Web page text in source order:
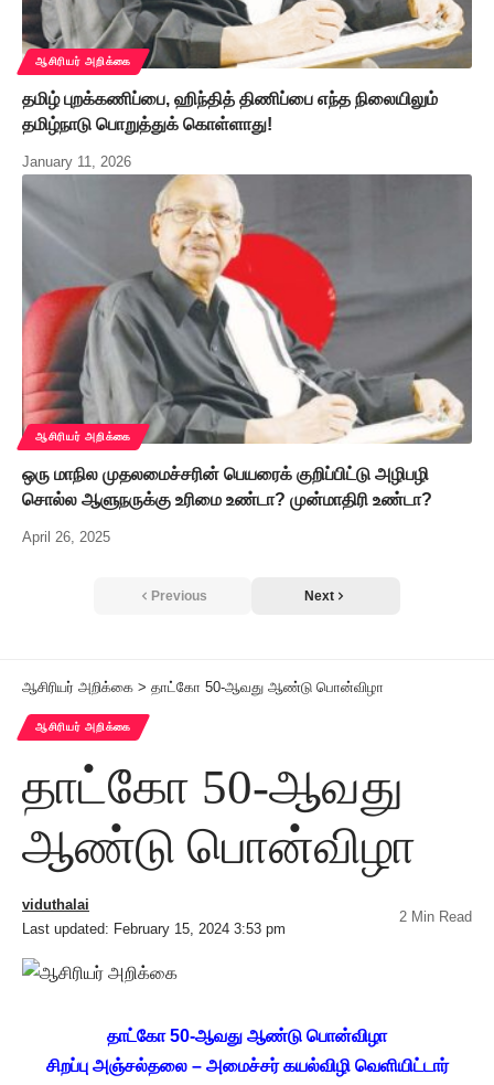
ஆசிரியர் அறிக்கை
தமிழ் புறக்கணிப்பை, ஹிந்தித் திணிப்பை எந்த நிலையிலும்
தமிழ்நாடு பொறுத்துக் கொள்ளாது!
January 11, 2026
ஆசிரியர் அறிக்கை
ஒரு மாநில முதலமைச்சரின் பெயரைக் குறிப்பிட்டு அழிபழி
சொல்ல ஆளுநருக்கு உரிமை உண்டா? முன்மாதிரி உண்டா?
April 26, 2025
Previous Next
ஆசிரியர் அறிக்கை > தாட்கோ 50-ஆவது ஆண்டு பொன்விழா
ஆசிரியர் அறிக்கை
தாட்கோ 50-ஆவது
ஆண்டு பொன்விழா
Last updated: February 15, 2024 3:53 pm
viduthalai
2 Min Read
தாட்கோ 50-ஆவது ஆண்டு பொன்விழா
சிறப்பு அஞ்சல்தலை – அமைச்சர் கயல்விழி வெளியிட்டார்